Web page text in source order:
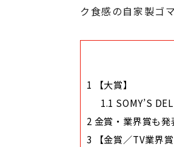
ク食感の自家製ゴ
1 【大賞】
1.1 SOMY’S
2 金賞・業界賞も発
3 【金賞／TV業界賞